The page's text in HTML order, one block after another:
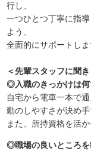
行し、
一つひとつ丁寧に指
よう、
全面的にサポートしま
＜先輩スタッフに聞
◎入職のきっかけは何
自宅から電車一本で
勤のしやすさが決め手
また、所持資格を活
◎職場の良いところを